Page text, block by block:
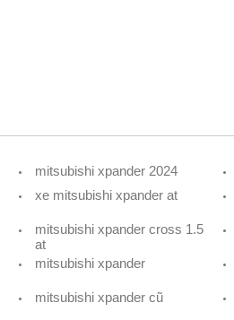
mitsubishi xpander 2024
xe mitsubishi xpander at
mitsubishi xpander cross 1.5
at
mitsubishi xpander
mitsubishi xpander cũ